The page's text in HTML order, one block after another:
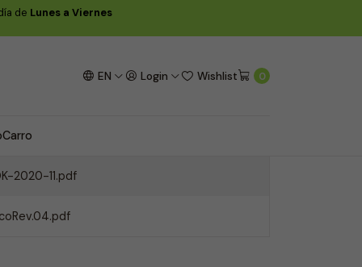
EN Login Wishlist 0
Carro
de Lunes a Viernes
WK-117 - 5 Litros
2020-11.pdf